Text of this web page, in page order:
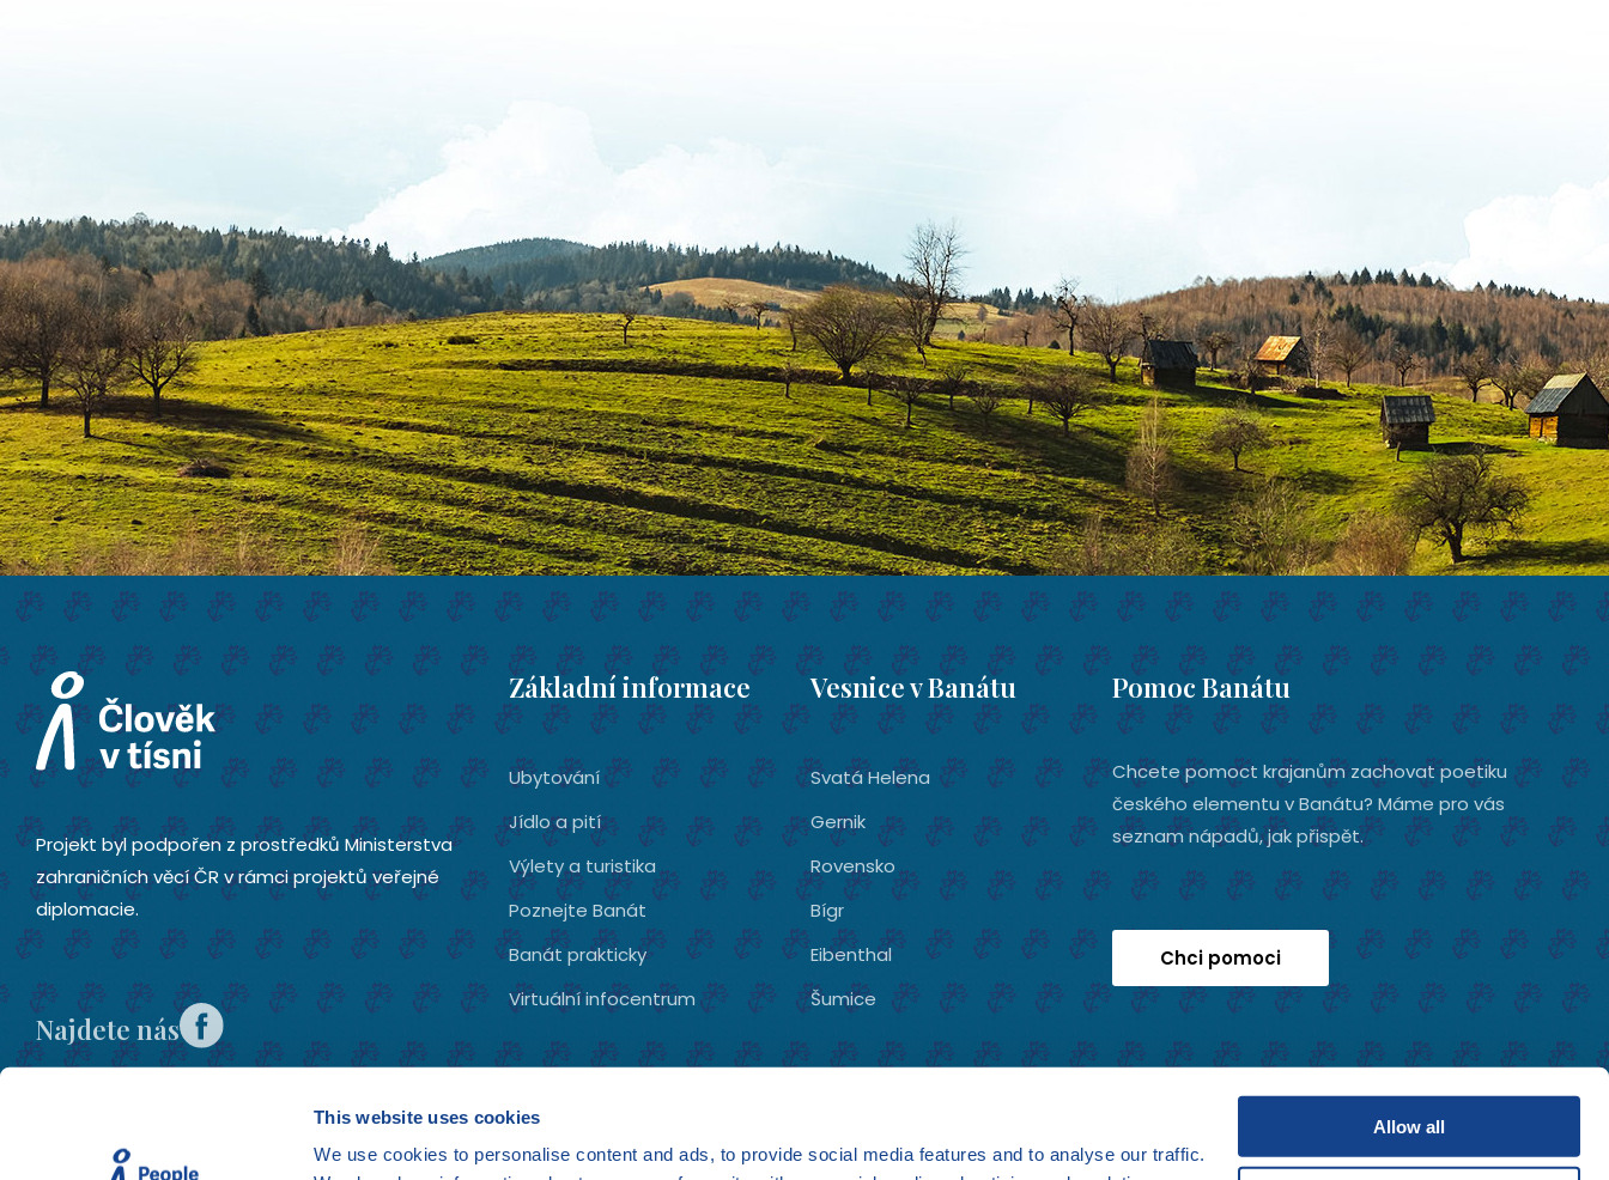
This website uses cookies
We use cookies to personalise content and ads, to provide social media features and to analyse our traffic.
Allow all
Projekt byl podpořen z prostředků Ministerstva
zahraničních věcí ČR v rámci projektů veřejné
diplomacie.
Najdete nás
Základní informace
Ubytování­
Jídlo a pití
Výlety a turistika
Poznejte Banát
Banát prakticky
Virtuální infocentrum
Vesnice v Banátu
Svatá Helena
Gernik
Rovensko
Bígr
Eibenthal
Šumice
Pomoc Banátu
Chcete pomoct krajanům zachovat poetiku
českého elementu v Banátu? Máme pro vás
seznam nápadů, jak přispět.
Chci pomoci